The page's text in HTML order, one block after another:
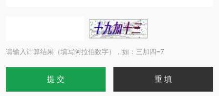
请输入计算结果（填写阿拉伯数字），如：三加四=7